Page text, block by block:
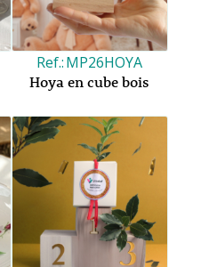
MP26HOYA
Hoya en cube bois